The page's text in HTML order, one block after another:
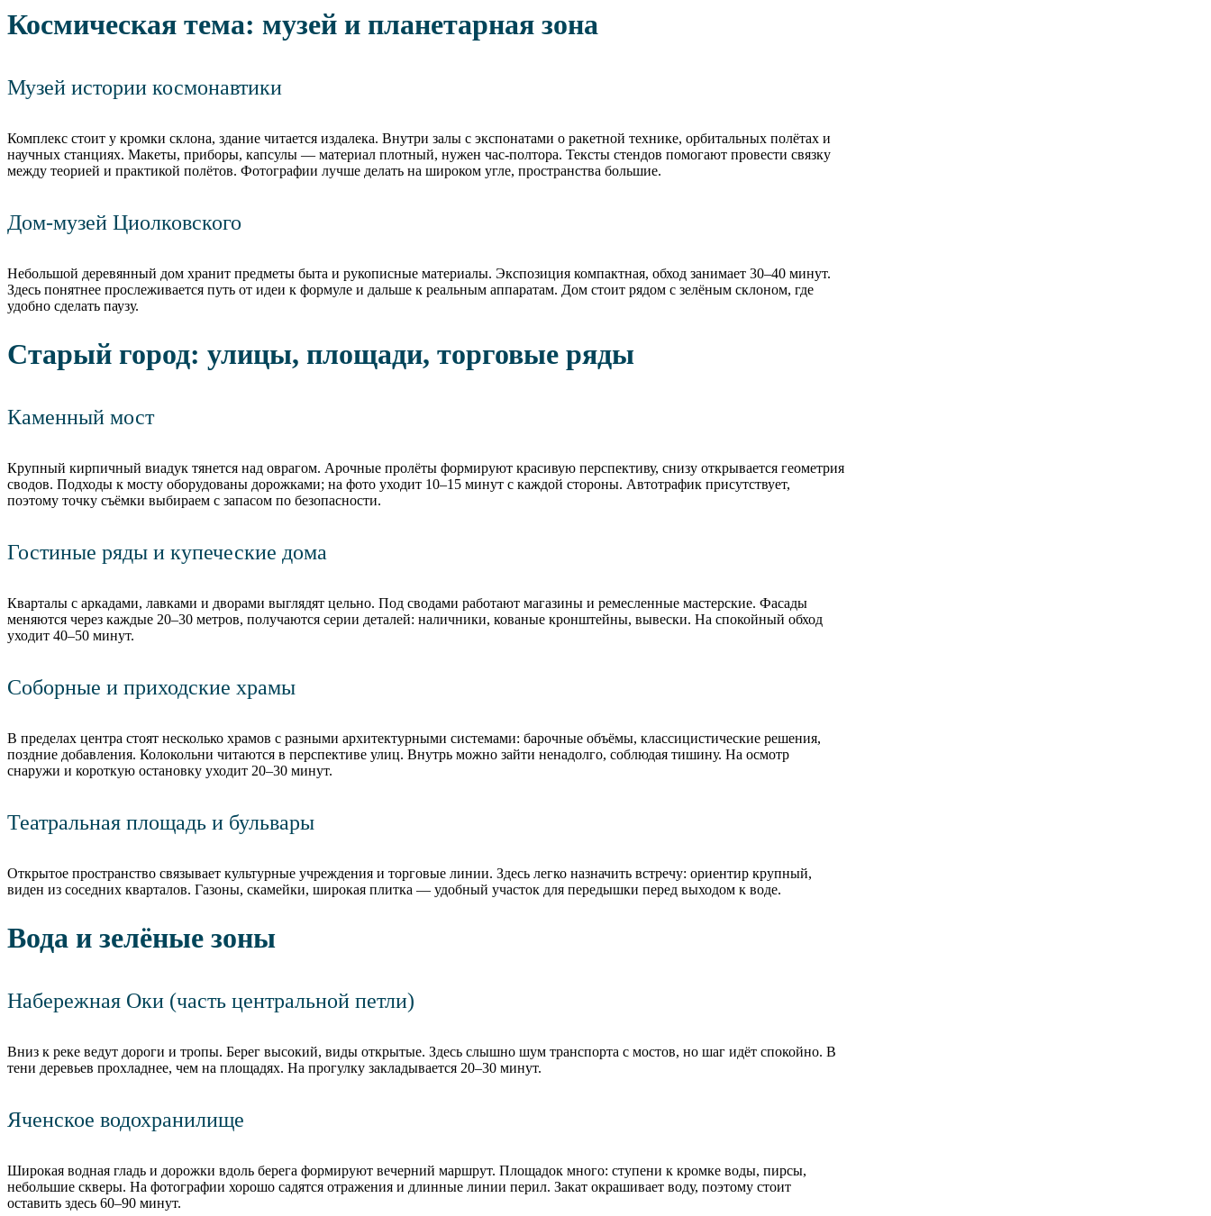
Космическая тема: музей и планетарная зона
Музей истории космонавтики
Комплекс стоит у кромки склона, здание читается издалека. Внутри залы с экспонатами о ракетной технике, орбитальных полётах и
научных станциях. Макеты, приборы, капсулы — материал плотный, нужен час-полтора. Тексты стендов помогают провести связку
между теорией и практикой полётов. Фотографии лучше делать на широком угле, пространства большие.
Дом-музей Циолковского
Небольшой деревянный дом хранит предметы быта и рукописные материалы. Экспозиция компактная, обход занимает 30–40 минут.
Здесь понятнее прослеживается путь от идеи к формуле и дальше к реальным аппаратам. Дом стоит рядом с зелёным склоном, где
удобно сделать паузу.
Старый город: улицы, площади, торговые ряды
Каменный мост
Крупный кирпичный виадук тянется над оврагом. Арочные пролёты формируют красивую перспективу, снизу открывается геометрия
сводов. Подходы к мосту оборудованы дорожками; на фото уходит 10–15 минут с каждой стороны. Автотрафик присутствует,
поэтому точку съёмки выбираем с запасом по безопасности.
Гостиные ряды и купеческие дома
Кварталы с аркадами, лавками и дворами выглядят цельно. Под сводами работают магазины и ремесленные мастерские. Фасады
меняются через каждые 20–30 метров, получаются серии деталей: наличники, кованые кронштейны, вывески. На спокойный обход
уходит 40–50 минут.
Соборные и приходские храмы
В пределах центра стоят несколько храмов с разными архитектурными системами: барочные объёмы, классицистические решения,
поздние добавления. Колокольни читаются в перспективе улиц. Внутрь можно зайти ненадолго, соблюдая тишину. На осмотр
снаружи и короткую остановку уходит 20–30 минут.
Театральная площадь и бульвары
Открытое пространство связывает культурные учреждения и торговые линии. Здесь легко назначить встречу: ориентир крупный,
виден из соседних кварталов. Газоны, скамейки, широкая плитка — удобный участок для передышки перед выходом к воде.
Вода и зелёные зоны
Набережная Оки (часть центральной петли)
Вниз к реке ведут дороги и тропы. Берег высокий, виды открытые. Здесь слышно шум транспорта с мостов, но шаг идёт спокойно. В
тени деревьев прохладнее, чем на площадях. На прогулку закладывается 20–30 минут.
Яченское водохранилище
Широкая водная гладь и дорожки вдоль берега формируют вечерний маршрут. Площадок много: ступени к кромке воды, пирсы,
небольшие скверы. На фотографии хорошо садятся отражения и длинные линии перил. Закат окрашивает воду, поэтому стоит
оставить здесь 60–90 минут.